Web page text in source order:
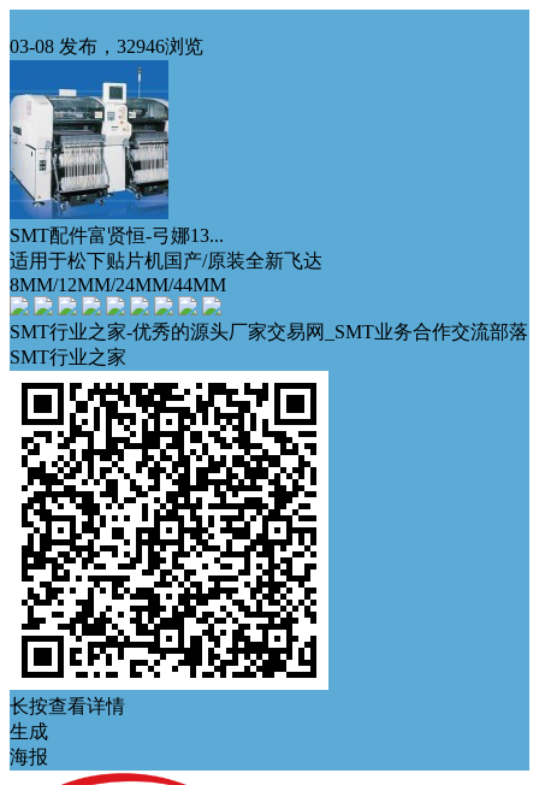
03-08 发布，32946浏览
SMT配件富贤恒-弓娜13...
适用于松下贴片机国产/原装全新飞达
8MM/12MM/24MM/44MM
SMT行业之家-优秀的源头厂家交易网_SMT业务合作交流部落
SMT行业之家
长按查看详情
生成
海报